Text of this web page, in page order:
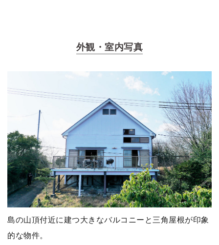
外観・室内写真
島の山頂付近に建つ大きなバルコニーと三角屋根が印象
的な物件。